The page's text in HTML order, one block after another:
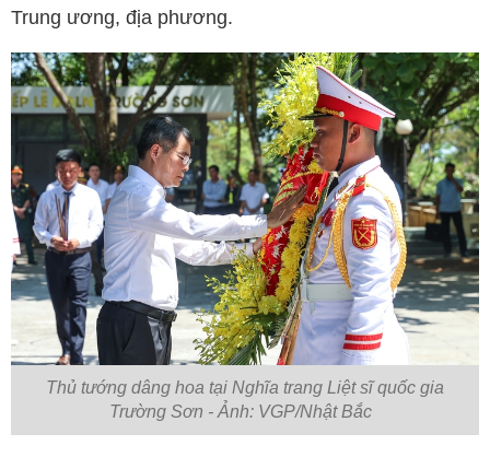
Trung ương, địa phương.
Thủ tướng dâng hoa tại Nghĩa trang Liệt sĩ quốc gia
Trường Sơn - Ảnh: VGP/Nhật Bắc